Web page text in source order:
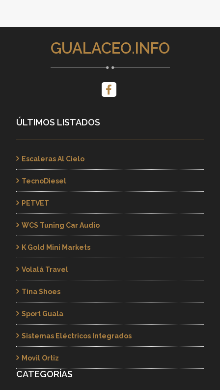
GUALACEO.INFO
ÚLTIMOS LISTADOS
Escaleras Al Cielo
TecnoDiesel
PETVET
WCS Tuning Car Audio
K Gold Mini Markets
Volalá Travel
Tina Shoes
Sport Guala
Sistemas Eléctricos Integrados
Movil Ortiz
CATEGORÍAS